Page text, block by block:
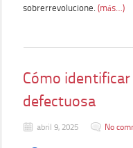
sobrerrevolucione. (más…)
Cómo
defectuosa
abril 9, 2025 No